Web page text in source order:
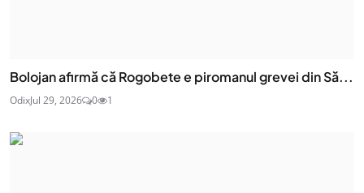
Bolojan afirmă că Rogobete e piromanul grevei din Să...
OdixJul 29, 2026 0 1